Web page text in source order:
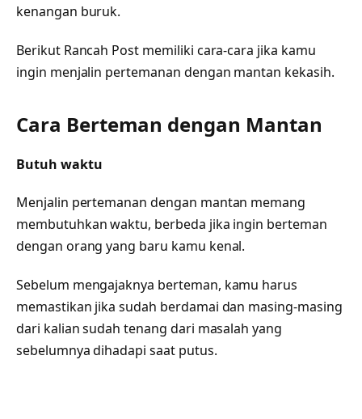
kenangan buruk.
Berikut Rancah Post memiliki cara-cara jika kamu
ingin menjalin pertemanan dengan mantan kekasih.
Cara Berteman dengan Mantan
Butuh waktu
Menjalin pertemanan dengan mantan memang
membutuhkan waktu, berbeda jika ingin berteman
dengan orang yang baru kamu kenal.
Sebelum mengajaknya berteman, kamu harus
memastikan jika sudah berdamai dan masing-masing
dari kalian sudah tenang dari masalah yang
sebelumnya dihadapi saat putus.